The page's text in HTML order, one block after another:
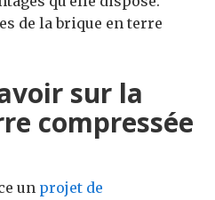
de la brique en terre
sur la
compressée
un projet de